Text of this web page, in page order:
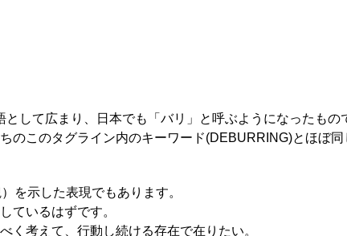
して広まり、日本でも「バリ」と呼ぶようになったもの
のこのタグライン内のキーワード(DEBURRING)とほぼ同
を示した表現でもあります。
ているはずです。
く考えて、行動し続ける存在で在りたい。